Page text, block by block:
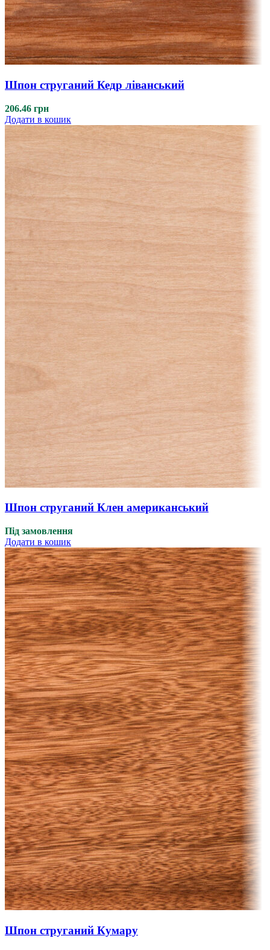
Шпон струганий Кедр ліванський
206.46 грн
Додати в кошик
Шпон струганий Клен американський
Під замовлення
Додати в кошик
Шпон струганий Кумару